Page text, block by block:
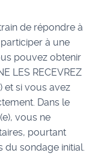
de répondre à
à une
pouvez obtenir
LES RECEVREZ
et si vous avez
Dans le
vous ne
pourtant
du sondage initial.